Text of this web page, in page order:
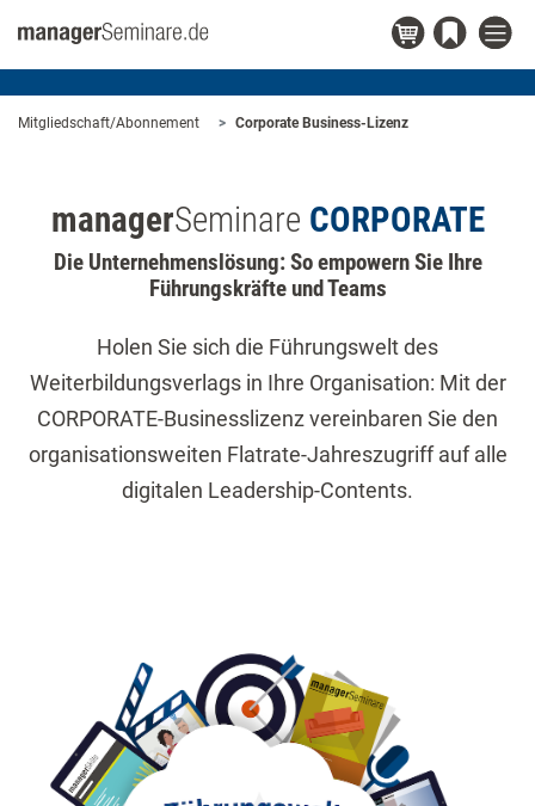
Mitgliedschaft/Abonnement Corporate Business-Lizenz
managerSeminare CORPORATE
Die Unternehmenslösung: So empowern Sie Ihre
Führungskräfte und Teams
Holen Sie sich die Führungswelt des
Weiterbildungsverlags in Ihre Organisation: Mit der
CORPORATE-Businesslizenz vereinbaren Sie den
organisationsweiten Flatrate-Jahreszugriff auf alle
digitalen Leadership-Contents.